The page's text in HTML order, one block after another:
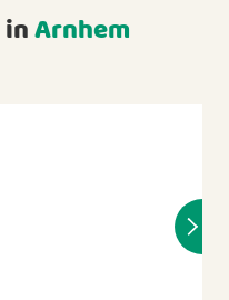
inArnhem